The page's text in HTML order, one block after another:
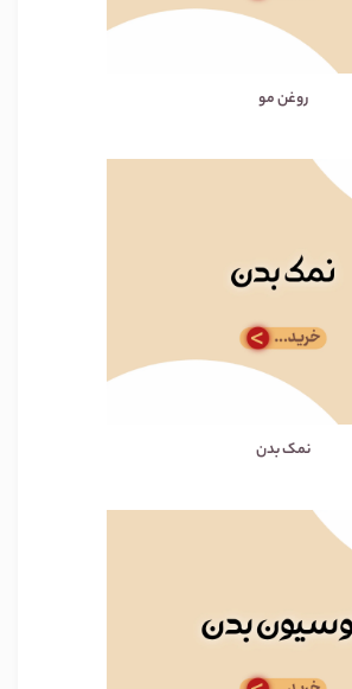
روغن مو
نمک بدن